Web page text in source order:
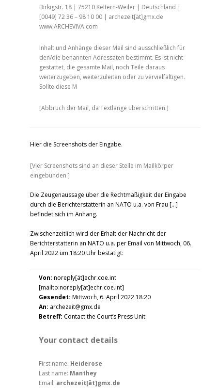
Birkigstr. 18 | 75210 Keltern-Weiler | Deutschland |
[0049] 72 36 – 98 10 00 | archezeit[ät]gmx.de
www.ARCHEVIVA.com
Inhalt und Anhänge dieser Mail sind ausschließlich für
den/die benannten Adressaten bestimmt. Es ist nicht
gestattet, die gesamte Mail, noch Teile daraus
weiterzugeben, weiterzuleiten oder zu vervielfältigen.
Sollte diese M
[Abbruch der Mail, da Textlänge überschritten.]
Hier die Screenshots der Eingabe.
[Vier Screenshots sind an dieser Stelle im Mailkörper
eingebunden.]
Die Zeugenaussage über die Rechtmäßigkeit der Eingabe
durch die Berichterstatterin an NATO u.a. von Frau […]
befindet sich im Anhang.
Zwischenzeitlich wird der Erhalt der Nachricht der
Berichterstatterin an NATO u.a. per Email von Mittwoch, 06.
April 2022 um 18:20 Uhr bestätigt:
Von: noreply[ät]echr.coe.int
[mailto:noreply[ät]echr.coe.int]
Gesendet: Mittwoch, 6. April 2022 18:20
An: archezeit@gmx.de
Betreff: Contact the Court’s Press Unit
Your contact details
First name: Heiderose
Last name: Manthey
Email: archezeit[ät]gmx.de